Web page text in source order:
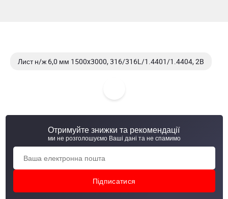
Лист н/ж 6,0 мм 1500x3000, 316/316L/1.4401/1.4404, 2B
Лист н/ж 0,5 мм 1000x2000, 304/304L/1.4301/1.4307, №4,
PVC Laser
Отримуйте знижки та рекомендації
ми не розголошуємо Ваші дані та не спамимо